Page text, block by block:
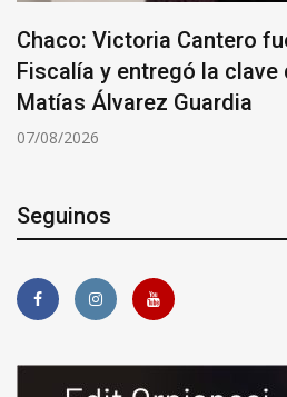
Chaco: Victoria Cantero
Fiscalía y entregó la clave
Matías Álvarez Guardia
07/08/2026
Seguinos